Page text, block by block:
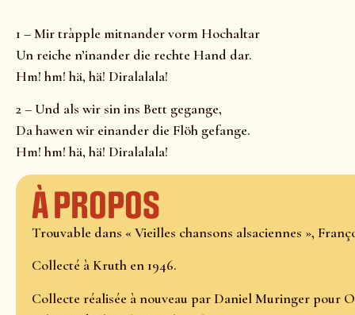
1 – Mir tràpple mitnander vorm Hochaltar
Un reiche n’inander die rechte Hand dar.
Hm! hm! hä, hä! Diralalala!
2 – Und als wir sin ins Bett gegange,
Da hawen wir einander die Flöh gefange.
Hm! hm! hä, hä! Diralalala!
À propos
Trouvable dans « Vieilles chansons alsaciennes »,
Collecté à Kruth en 1946.
Collecte réalisée à nouveau par Daniel Muringer pour